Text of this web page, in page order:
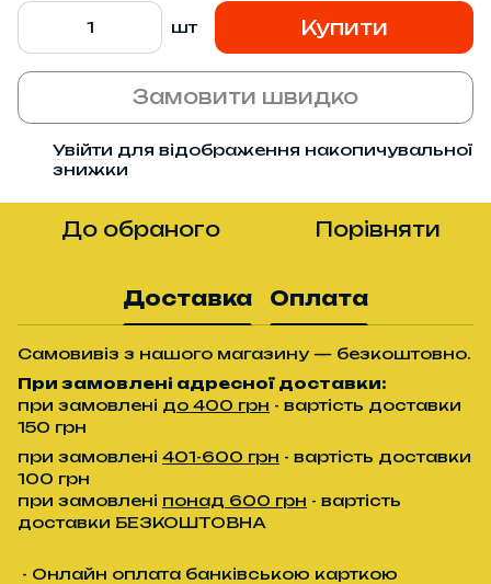
шт Купити
Замовити швидко
Увійти для відображення накопичувальної
знижки
До обраного Порівняти
Доставка Оплата
Самовивіз з нашого магазину — безкоштовно.
При замовлені адресної доставки:
при замовлені до 400 грн - вартість доставки
150 грн
при замовлені 401-600 грн - вартість доставки
100 грн
при замовлені понад 600 грн - вартість
доставки БЕЗКОШТОВНА
- Онлайн оплата банківською карткою